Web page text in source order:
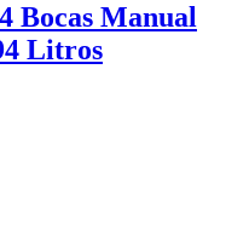
Bocas Manual
Litros